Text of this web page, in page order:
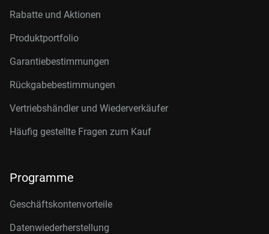
Rabatte und Aktionen
Produktportfolio
Garantiebestimmungen
Rückgabebestimmungen
Vertriebshändler und Wiederverkäufer
Häufig gestellte Fragen zum Kauf
Programme
Geschäftskontenvorteile
Datenwiederherstellung